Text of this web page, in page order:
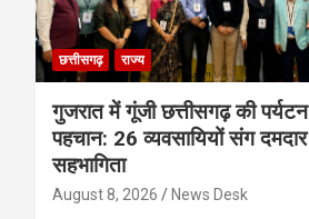
छत्तीसगढ़ राज्य
गुजरात में गूंजी छत्तीसगढ़ की पर्यटन
पहचान: 26 व्यवसायियों संग दमदार
सहभागिता
August 8, 2026 News Desk